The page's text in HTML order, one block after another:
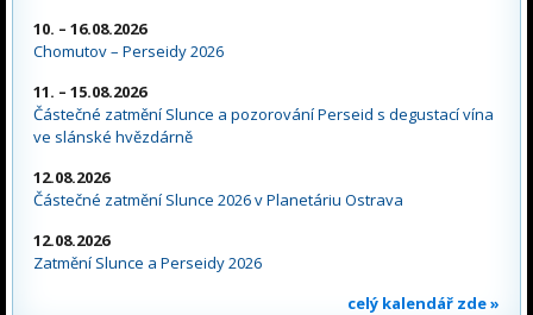
10. – 16.08.2026
Chomutov – Perseidy 2026
11. – 15.08.2026
Částečné zatmění Slunce a pozorování Perseid s degustací vína
ve slánské hvězdárně
12.08.2026
Částečné zatmění Slunce 2026 v Planetáriu Ostrava
12.08.2026
Zatmění Slunce a Perseidy 2026
celý kalendář zde »